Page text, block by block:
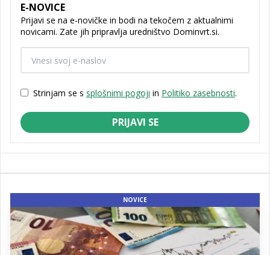
E-NOVICE
Prijavi se na e-novičke in bodi na tekočem z aktualnimi
novicami. Zate jih pripravlja uredništvo Dominvrt.si.
Strinjam se s splošnimi pogoji in Politiko zasebnosti.
PRIJAVI SE
NOVICE